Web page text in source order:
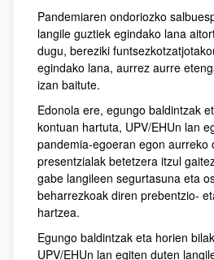
Pandemiaren ondoriozko
langile guztiek egindako lana
dugu, bereziki
egindako lana, aurrez aurre
izan baitute.
Edonola ere, egungo baldintzak
kontuan hartuta, UPV/EHUn lan
pandemia-egoeran egon aurreko
presentzialak betetzera itzul
gabe langileen segurtasuna eta
beharrezkoak diren prebentzio-
hartzea.
Egungo baldintzak eta horien
UPV/EHUn lan egiten duten